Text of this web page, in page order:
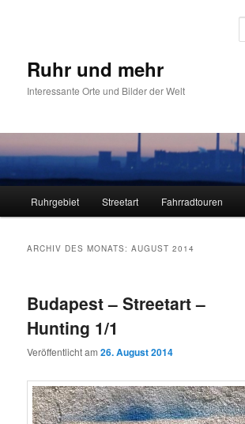
Ruhr und mehr
Interessante Orte und Bilder der Welt
Ruhrgebiet Streetart Fahrradtouren
ARCHIV DES MONATS:AUGUST 2014
Budapest – Streetart –
Hunting 1/1
Veröffentlicht am26. August 2014